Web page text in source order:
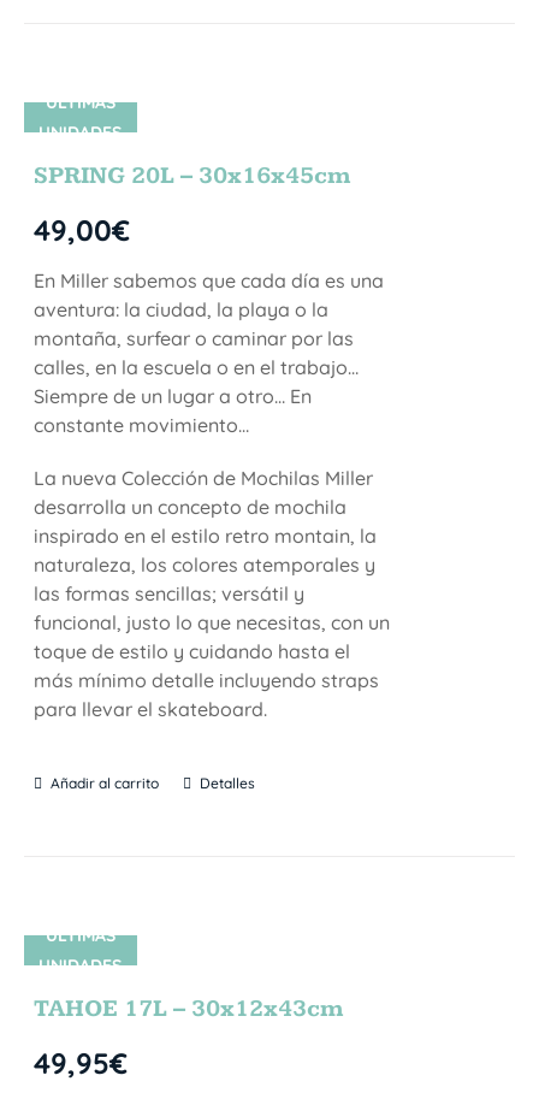
ÚLTIMAS
UNIDADES
SPRING 20L – 30x16x45cm
49,00€
En Miller sabemos que cada día es una
aventura: la ciudad, la playa o la
montaña, surfear o caminar por las
calles, en la escuela o en el trabajo…
Siempre de un lugar a otro… En
constante movimiento…
La nueva Colección de Mochilas Miller
desarrolla un concepto de mochila
inspirado en el estilo retro montain, la
naturaleza, los colores atemporales y
las formas sencillas; versátil y
funcional, justo lo que necesitas, con un
toque de estilo y cuidando hasta el
más mínimo detalle incluyendo straps
para llevar el skateboard.
Añadir al carrito Detalles
ÚLTIMAS
UNIDADES
TAHOE 17L – 30x12x43cm
49,95€